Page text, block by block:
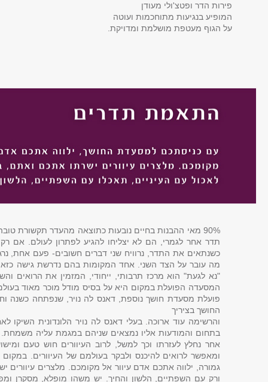
פירות הדר ופטצ'ולי מעודן
המופיע בנגיעות מתוחכמות ועוטה
על הגוף מעטפת מושלמת ומדויקת.
90% מאי ההבנות בחיים נובעות כתוצאה מהעדר
תדר אחר לגמרי, הם לא יצליחו להגיע לפתרון לעולם. אם
כשנתאים את התדר, נרוויח שני דברים חשובים- פעם אחת,
מה עובר על הצד השני. אחד המקומות בהם נדרשת גישה
"נא לגעת" הוא מרכז תרבותי, ייחודי, המזמין את הרואים
המסעדה הפועלת במקום היא על בסיס מודל מוכר מאוד
פועלת מסעדת חושך נוספת, דאנס לה נויר, שנפתחה כשנה
החושך בציריך
והרשימה עוד ארוכה. בעלי דאנס לה נויר הלונדונית השיקו
בתחום והמודעות אליו נמצאים שניהם במגמת עליה
אחר נחלץ לעזרתו וכך למשל, לרוב העיוורים חוש טעם
ומאפשר לרואים להיכנס ולבקר בעולמם של העיוורים.
גמורה, ילווה אתכם אדם עיוור אל מקומכם. מלצרים
ורק עם השפתיים, הלשון והחיך. יש משהו מופלא, מסקרן